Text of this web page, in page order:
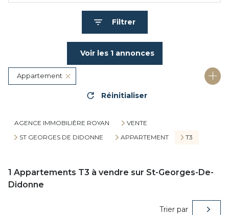
Filtrer
Voir les 1annonces
Appartement
17110 - Saint-Georges-de-Didonne
Réinitialiser
AGENCE IMMOBILIÈRE ROYAN
VENTE
ST GEORGES DE DIDONNE
APPARTEMENT T3
1 Appartements T3 à vendre sur St-Georges-De-
Didonne
Trier par